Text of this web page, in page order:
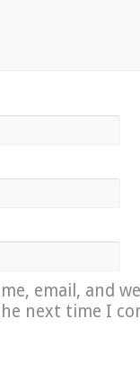
email, and
next time I